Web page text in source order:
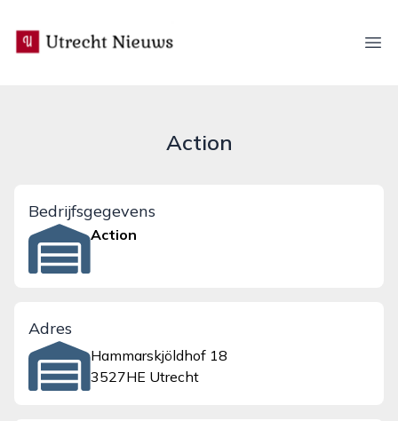
utrecht-nieuws.nl
Action
Bedrijfsgegevens
Action
Adres
Hammarskjöldhof 18
3527HE Utrecht